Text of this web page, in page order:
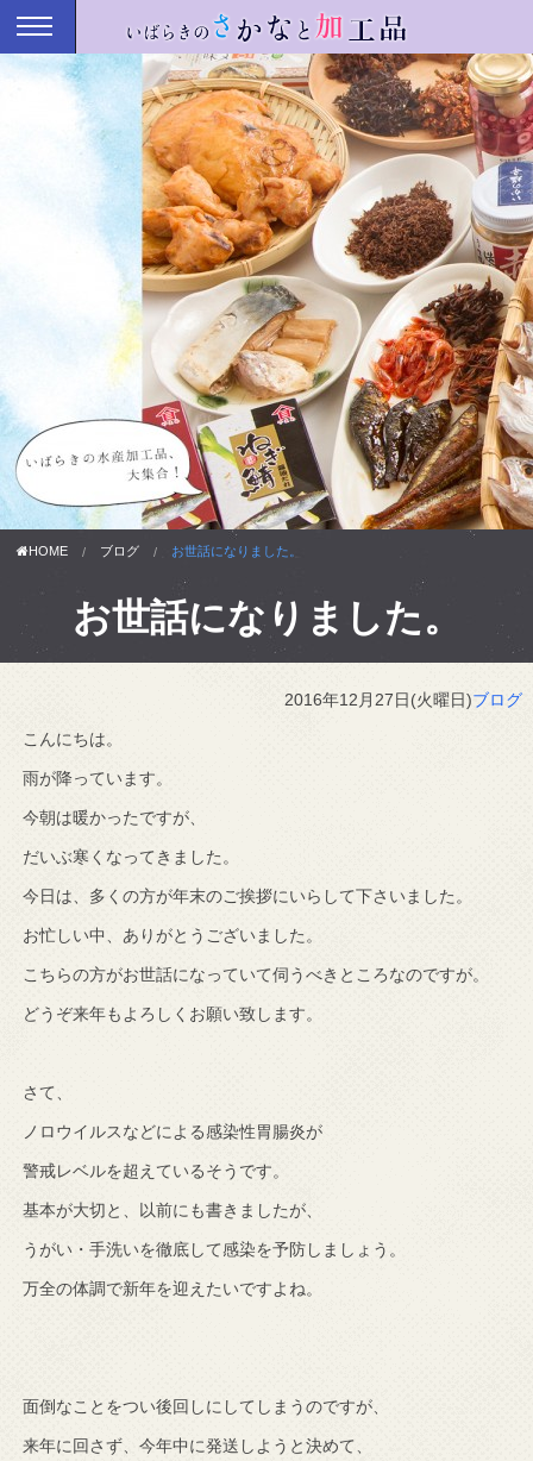
HOME ブログ お世話になりました。
お世話になりました。
2016年12月27日(火曜日)ブログ
こんにちは。
雨が降っています。
今朝は暖かったですが、
だいぶ寒くなってきました。
今日は、多くの方が年末のご挨拶にいらして下さいました。
お忙しい中、ありがとうございました。
こちらの方がお世話になっていて伺うべきところなのですが。
どうぞ来年もよろしくお願い致します。
さて、
ノロウイルスなどによる感染性胃腸炎が
警戒レベルを超えているそうです。
基本が大切と、以前にも書きましたが、
うがい・手洗いを徹底して感染を予防しましょう。
万全の体調で新年を迎えたいですよね。
面倒なことをつい後回しにしてしまうのですが、
来年に回さず、今年中に発送しようと決めて、